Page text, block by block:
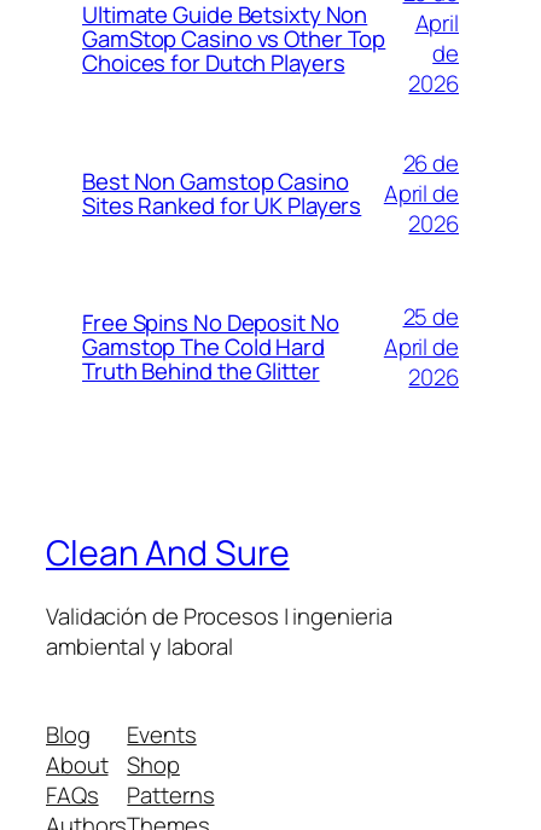
Ultimate Guide Betsixty Non
GamStop Casino vs Other Top
Choices for Dutch Players
April
de
2026
Best Non Gamstop Casino
Sites Ranked for UK Players
26 de
April de
2026
Free Spins No Deposit No
Gamstop The Cold Hard
Truth Behind the Glitter
25 de
April de
2026
Clean And Sure
Validación de Procesos | ingenieria
ambiental y laboral
Blog
About
FAQs
Events
Shop
Patterns